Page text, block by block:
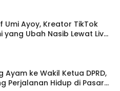
Umi Ayoy, Kreator TikTok
yang Ubah Nasib Lewat Live
Ayam ke Wakil Ketua DPRD,
Perjalanan Hidup di Pasar